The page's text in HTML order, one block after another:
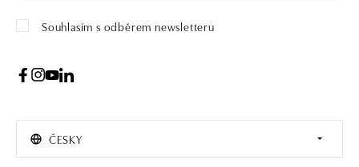
Souhlasím s odběrem newsletteru
ČESKY